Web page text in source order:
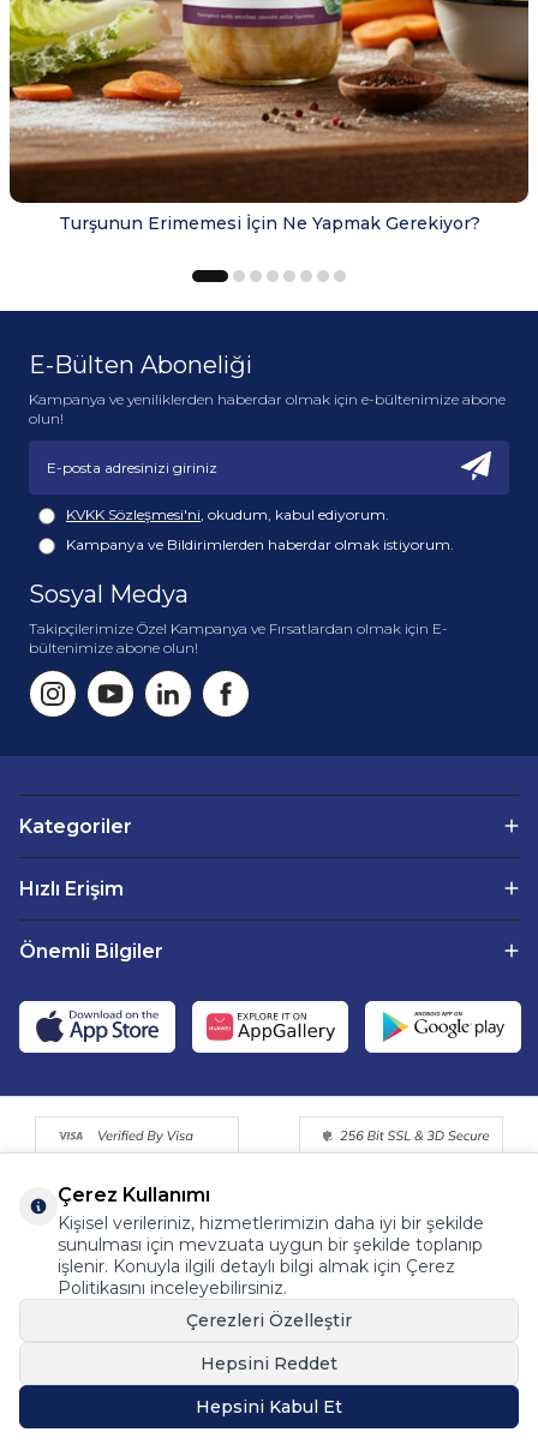
Turşunun Erimemesi İçin Ne Yapmak Gerekiyor?
E-Bülten Aboneliği
Kampanya ve yeniliklerden haberdar olmak için e-bültenimize abone
olun!
KVKK Sözleşmesi'ni, okudum, kabul ediyorum.
Kampanya ve Bildirimlerden haberdar olmak istiyorum.
Sosyal Medya
Takipçilerimize Özel Kampanya ve Fırsatlardan olmak için E-
bültenimize abone olun!
Kategoriler
Hızlı Erişim
Önemli Bilgiler
©2015 - 2025 Tüm Hakkı Saklıdır. Fermentemutfagim.com
Dijital Pazarlama Partneri | Tohum Medya™
Çerez Kullanımı
Kişisel verileriniz, hizmetlerimizin daha iyi bir şekilde
sunulması için mevzuata uygun bir şekilde toplanıp
işlenir. Konuyla ilgili detaylı bilgi almak için Çerez
Politikasını inceleyebilirsiniz.
Çerezleri Özelleştir
Hepsini Reddet
Hepsini Kabul Et